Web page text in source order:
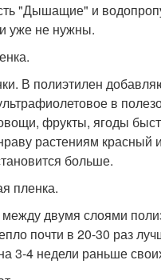
"Дышащие" и
уже не нужны.
В полиэтилен
в
фрукты, ягоды
растениям
больше.
пленка.
двумя слоями
почти в 20-30 раз
3-4 недели раньше